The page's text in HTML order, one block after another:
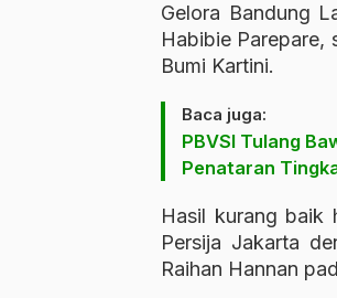
Gelora Bandung
Habibie Parepare,
Bumi Kartini.
Baca juga:
PBVSI Tulang
Penataran
Hasil kurang baik
Persija Jakarta
Raihan Hannan